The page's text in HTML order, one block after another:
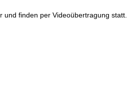
und finden per Videoübertragung statt.